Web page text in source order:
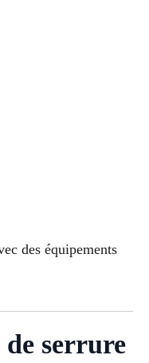
des équipements
serrure